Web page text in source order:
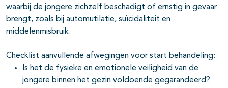
waarbij de jongere zichzelf beschadigt of ernstig in gevaar
brengt, zoals bij automutilatie, suïcidaliteit en
middelenmisbruik.
Checklist aanvullende afwegingen voor start behandeling:
Is het de fysieke en emotionele veiligheid van de
jongere binnen het gezin voldoende gegarandeerd?